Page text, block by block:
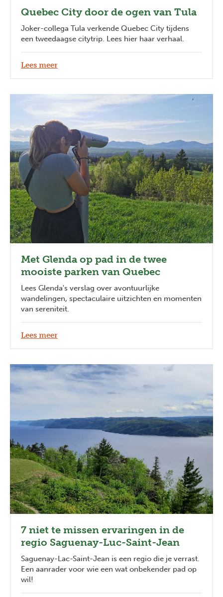
Quebec City door de ogen van Tula
Joker-collega Tula verkende Quebec City tijdens
een tweedaagse citytrip. Lees hier haar verhaal.
Lees meer
Met Glenda op pad in de twee
mooiste parken van Quebec
Lees Glenda's verslag over avontuurlijke
wandelingen, spectaculaire uitzichten en momenten
van sereniteit.
Lees meer
7 niet te missen ervaringen in de
regio Saguenay-Luc-Saint-Jean
Saguenay-Lac-Saint-Jean is een regio die je verrast.
Een aanrader voor wie een wat onbekender pad op
wil!